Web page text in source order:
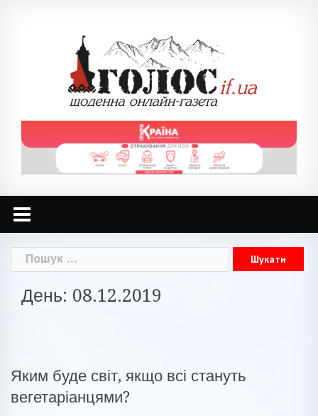
Пошук:
День: 08.12.2019
Яким буде світ, якщо всі стануть
вегетаріанцями?